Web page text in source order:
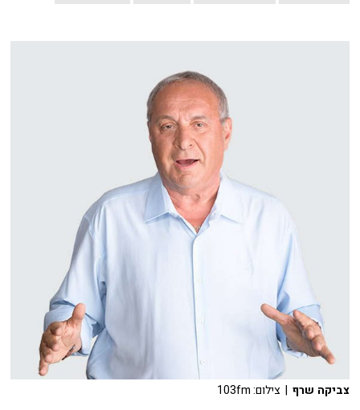
צביקה שרף | צילום: 103fm